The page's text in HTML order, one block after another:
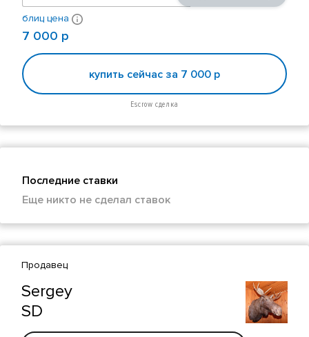
блиц цена
7 000 р
купить сейчас за 7 000 р
Escrow сделка
Последние ставки
Еще никто не сделал ставок
Продавец
Sergey
SD